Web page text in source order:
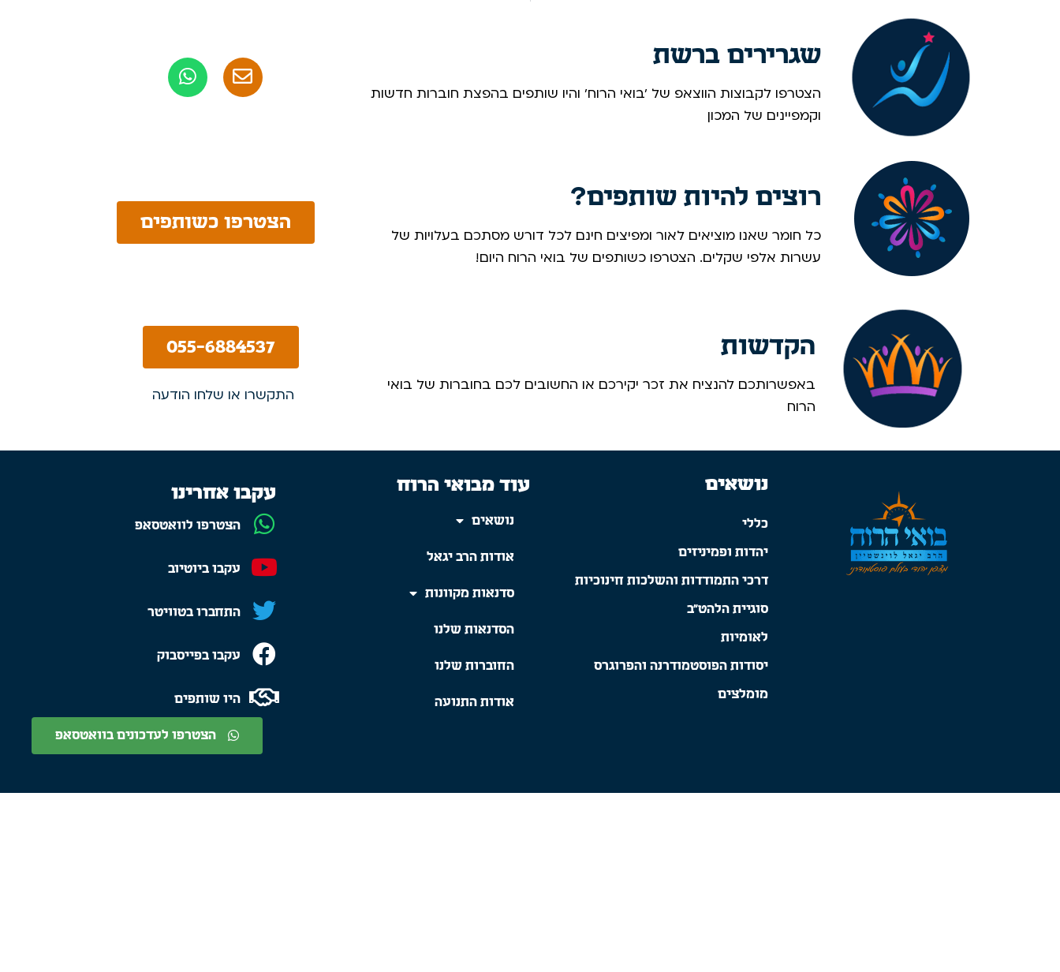
שגרירים ברשת
הצטרפו לקבוצות הווצאפ של 'בואי הרוח' והיו שותפים בהפצת חוברות חדשות
וקמפיינים של המכון
רוצים להיות שותפים?
כל חומר שאנו מוציאים לאור ומפיצים חינם לכל דורש מסתכם בעלויות של
עשרות אלפי שקלים. הצטרפו כשותפים של בואי הרוח היום! ​
הצטרפו כשותפים
הקדשות
באפשרותכם להנציח את זכר יקירכם או החשובים לכם בחוברות של בואי
הרוח
055-6884537
התקשרו או שלחו הודעה
נושאים
כללי
יהדות ופמיניזים
דרכי התמודדות והשלכות חינוכיות
סוגיית הלהט"ב
לאומיות
יסודות הפוסטמודרנה והפרוגרס
מומלצים
עוד מבואי הרוח
נושאים
אודות הרב יגאל
סדנאות מקוונות
הסדנאות שלנו
החוברות שלנו
אודות התנועה
עקבו אחרינו
הצטרפו לוואטסאפ
עקבו ביוטיוב
התחברו בטוויטר
עקבו בפייסבוק
היו שותפים
הצטרפו לעדכונים בוואטסאפ